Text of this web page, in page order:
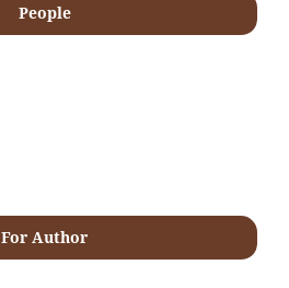
People
For Author